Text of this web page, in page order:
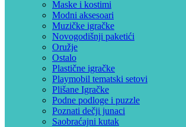
Maske i kostimi
Modni aksesoari
Muzičke igračke
Novogodišnji paketići
Oružje
Ostalo
Plastične igračke
Playmobil tematski setovi
Plišane Igračke
Podne podloge i puzzle
Poznati dečji junaci
Saobraćajni kutak